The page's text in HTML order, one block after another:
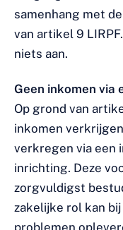
samenhang met
van artikel 9
niets aan.
Geen inkomen via
Op grond van
inkomen
verkregen via een
inrichting. Deze
zorgvuldigst
zakelijke rol kan
problemen